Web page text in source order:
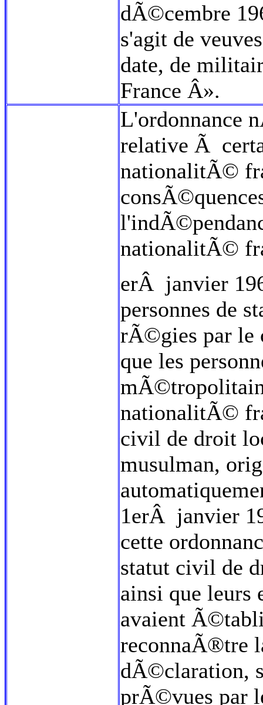
dÃ©cembre
s'agit de
date, de
France Â».
L'ordonnance
relative Ã
nationalitÃ©
nationalitÃ©
erÂ janvier
personnes de
rÃ©gies par le
que les
nationalitÃ©
civil de droit
musulman,
1erÂ janvier
cette
statut civil de
ainsi que leurs
avaient
reconnaÃ®tre
dÃ©claration,
prÃ©vues par